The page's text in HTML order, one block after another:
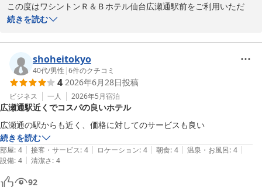
この度はワシントンＲ＆Ｂホテル仙台広瀬通駅前をご利用いただ
き、誠にありがとうございます。
ご予約に関しましては、お客様にご安心いただける対応ができたよ
うで何よりでございます。
また、当ホテルのカレーにつきましてもご好評をいただき、大変嬉
しく存じます。
今後もお客様に快適にお過ごしいただけるよう、サービス向上に努
めてまいります。
またのお越しを心よりお待ちしております。
フロント　那須
ワシントンＲ＆Ｂホテル仙台広瀬通駅前
続きを読む
shoheitokyo
40代/男性 |6件のクチコミ
4 2026年6月28日投稿
ビジネス 一人 2026年5月宿泊
広瀬通駅近くでコスパの良いホテル
広瀬通の駅からも近く、価格に対してのサービスも良い
続きを読む
部屋: 4 | 接客・サービス: 4 | ロケーション: 4 | 朝食: 4 | 温泉・お風呂: 4 |
設備: 4 | 清潔さ: 4
92